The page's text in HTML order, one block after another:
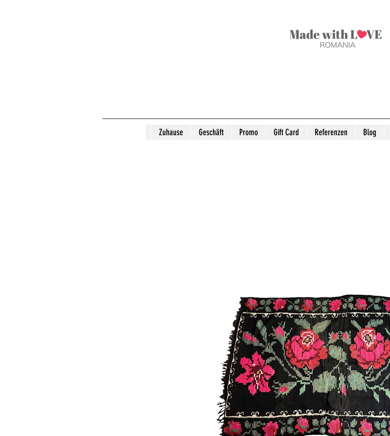
Zuhause Geschäft Promo Gift Card Referenzen Blog